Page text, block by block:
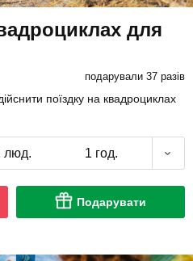
для
подарували 37 разів
поїздку на квадроциклах
люд. 1 год.
Подарувати